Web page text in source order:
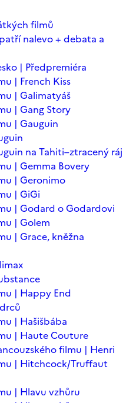
filmů
nalevo + debata a
| Předpremiéra
| French Kiss
| Galimatyáš
| Gang Story
| Gauguin
na Tahiti–ztracený ráj
| Gemma Bovery
| Geronimo
| GiGi
| Godard o Godardovi
| Golem
| Grace, kněžna
| Happy End
| Hašišbába
| Haute Couture
filmu | Henri
| Hitchcock/Truffaut
| Hlavu vzhůru